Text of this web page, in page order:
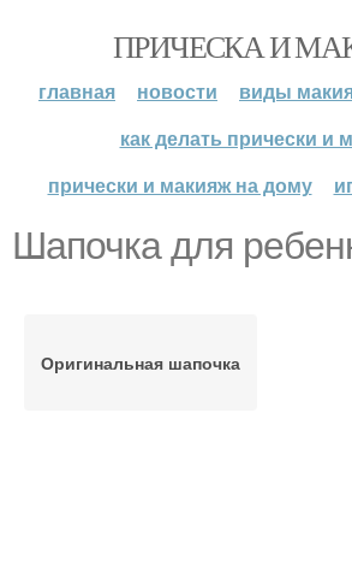
ПРИЧЕСКА И
главная новости
виды
как делать прически и
прически и макияж на дому
Шапочка для
Оригинальная шапочка